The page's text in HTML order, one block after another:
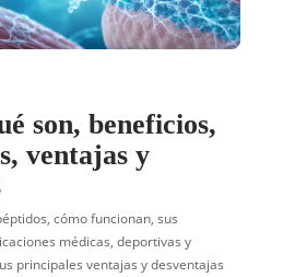
son, beneficios,
ventajas y
cómo funcionan, sus
médicas, deportivas y
principales ventajas y desventajas